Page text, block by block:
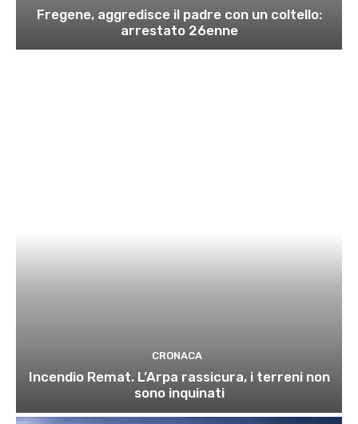
Fregene, aggredisce il padre con un coltello:
arrestato 26enne
CRONACA
Incendio Remat. L’Arpa rassicura, i terreni non
sono inquinati